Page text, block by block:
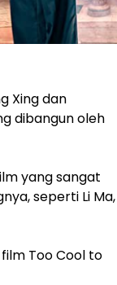
Xing dan
dibangun oleh
yang sangat
seperti Li Ma,
Too Cool to